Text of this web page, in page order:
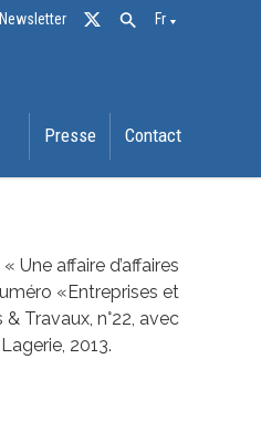
Newsletter Fr
Presse Contact